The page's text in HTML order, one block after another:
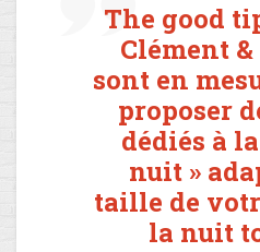
The good
Clément
sont en
proposer
dédiés à
nuit »
taille de
la nuit